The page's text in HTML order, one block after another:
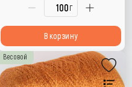
г
В корзину
Весовой